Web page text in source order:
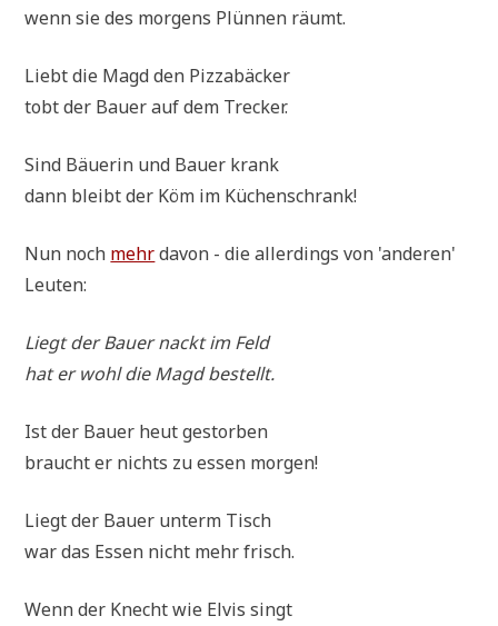
wenn sie des mor­gens Plün­nen räumt.
Liebt die Magd den Pizzabäcker
tobt der Bau­er auf dem Trecker.
Sind Bäue­rin und Bau­er krank
dann bleibt der Köm im Küchenschrank!
Nun noch mehrdavon - die aller­dings von 'ande­ren'
Leuten:
Liegt der Bau­er nackt im Feld
hat er wohl die Magd bestellt.
Ist der Bau­er heut gestorben
braucht er nichts zu essen morgen!
Liegt der Bau­er unterm Tisch
war das Essen nicht mehr frisch.
Wenn der Knecht wie Elvis singt